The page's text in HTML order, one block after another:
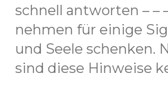
schnell antworten – –
nehmen für einige
und Seele schenken.
sind diese Hinweise